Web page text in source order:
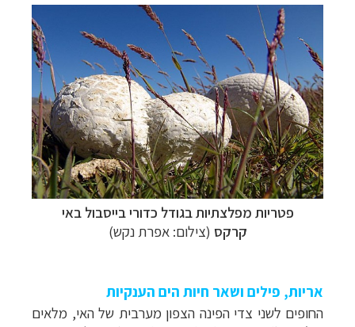
פטריות מפלצתיות בגודל כדורי בייסבולבאי
קרקס (צילום: אפרת נקש)
אריות, פילים ושאר חיות הים הענקיות
החופים לשני צדי הפינה הצפון מערבית של האי, מלאים
הפלגות לאנטארקטיקהלחצו לקבלת כל האפשרויות